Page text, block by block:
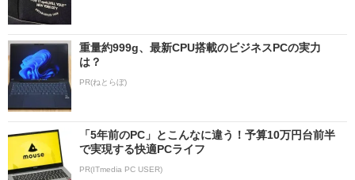
重量約999g、最新CPU搭載のビジネスPCの実力
は？
PR(ねとらぼ)
「5年前のPC」とこんなに違う！予算10万円台前半
で実現する快適PCライフ
PR(ITmedia PC USER)